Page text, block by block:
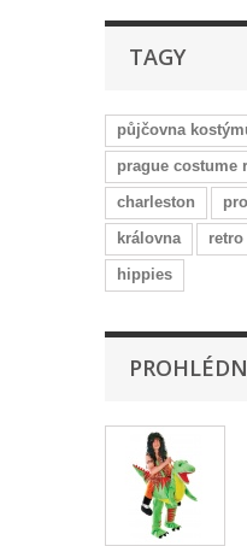
TAGY
půjčovna
prague costume
charleston
královna
retro
hippies